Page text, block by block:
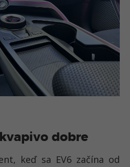
dobre
keď sa EV6 začína od